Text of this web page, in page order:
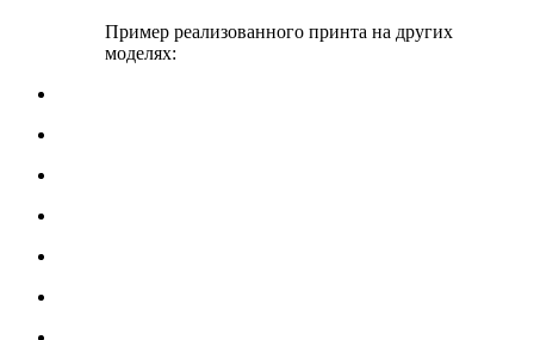
Пример реализованного принта на других
моделях: